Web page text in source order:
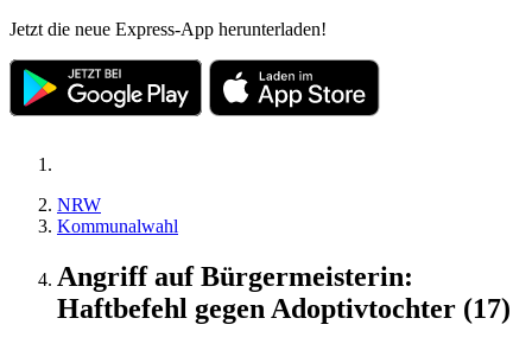
Jetzt die neue Express-App herunterladen!
NRW
Kommunalwahl
Angriff auf Bürgermeisterin:
Haftbefehl gegen Adoptivtochter (17)